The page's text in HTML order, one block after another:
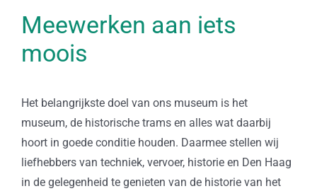
Meewerken aan iets
moois
Het belangrijkste doel van ons museum is het
museum, de historische trams en alles wat daarbij
hoort in goede conditie houden. Daarmee stellen wij
liefhebbers van techniek, vervoer, historie en Den Haag
in de gelegenheid te genieten van de historie van het